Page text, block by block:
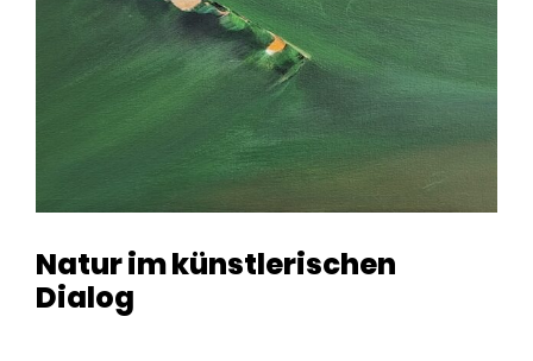
Natur im künstlerischen
Dialog